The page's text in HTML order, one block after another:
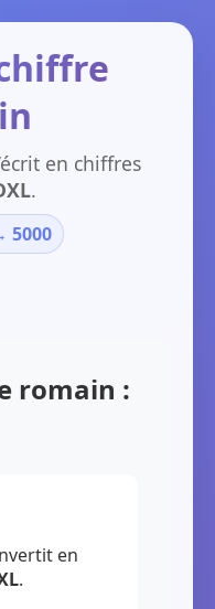
en chiffres
.
5000
romain :
en
.